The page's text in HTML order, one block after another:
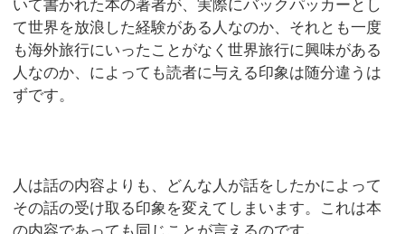
いて書かれた本の著者が、実際にバックパッカーとし
て世界を放浪した経験がある人なのか、それとも一度
も海外旅行にいったことがなく世界旅行に興味がある
人なのか、によっても読者に与える印象は随分違うは
ずです。
人は話の内容よりも、どんな人が話をしたかによって
その話の受け取る印象を変えてしまいます。これは本